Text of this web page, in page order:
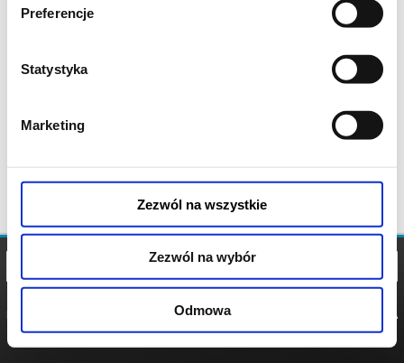
Preferencje
Statystyka
Marketing
Zezwól na wszystkie
Zezwól na wybór
Odmowa
POLITYKA
POLITYKA